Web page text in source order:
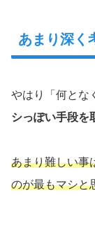
あまり深く
やはり「何とな
シっぽい手段を
あまり難しい事
のが最もマシと